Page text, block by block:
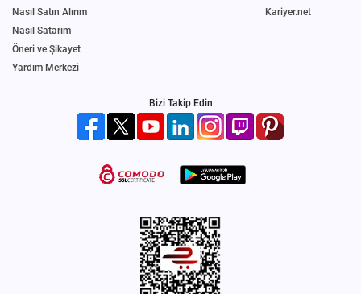
Nasıl Satın Alırım
Nasıl Satarım
Öneri ve Şikayet
Yardım Merkezi
Kariyer.net
Bizi Takip Edin